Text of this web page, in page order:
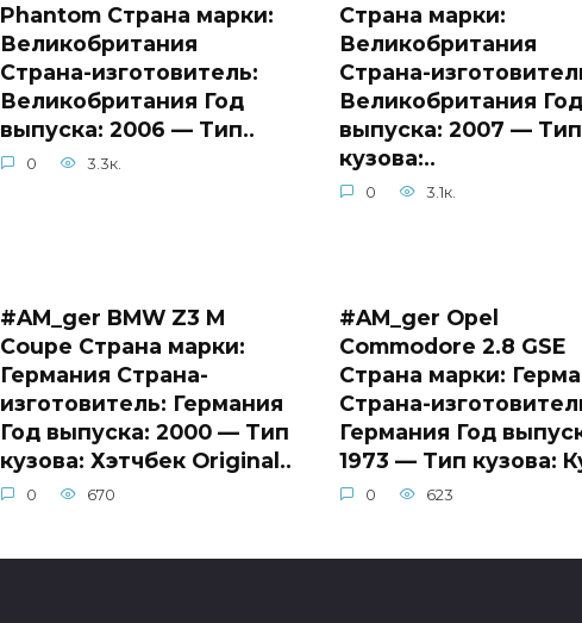
Phantom Страна марки:
Великобритания
Страна-изготовитель:
Великобритания Год
выпуска: 2006 — Тип..
0 3.3к.
Страна марки:
Великобритания
Страна-
Великобритания Год
выпуска: 2007 — Тип
кузова:..
0 3.1к.
#AM_ger BMW Z3 M
Coupe Страна марки:
Германия Страна-
изготовитель: Германия
Год выпуска: 2000 — Тип
кузова: Хэтчбек Original..
0 670
#AM_ger Opel
Commodore 2.8 GSE
Страна марки:
Страна-
Германия Год
1973 — Тип кузова:
0 623